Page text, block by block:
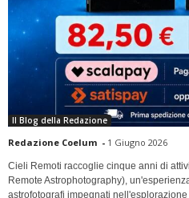
Il Blog della Redazione
Redazione Coelum - 1 Giugno 2026
Cieli Remoti raccoglie cinque anni di
Remote Astrophotography),
astrofotografi impegnati